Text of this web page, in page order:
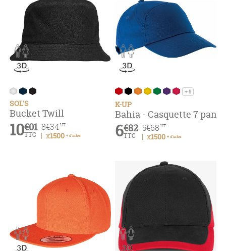
SOL'S
Bucket Twill
8€34 HT
x1500 + d'infos
10€01
TTC
+ 5
K-UP
Bahia - Casquette 7
5€68 HT
x1500 + d'infos
6€82
TTC